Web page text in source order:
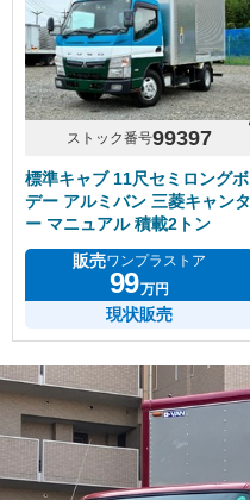
ストック番号99397
標準キャブ 11尺セミロングボ
デー アルミバン 三菱キャンタ
ー マニュアル 積載2トン
販売ワンプラストア
99万円
現状販売